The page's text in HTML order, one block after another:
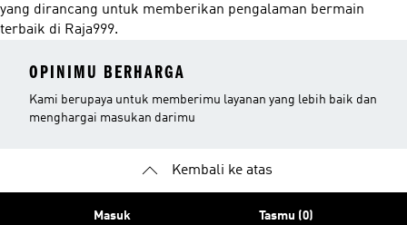
yang dirancang untuk memberikan pengalaman bermain
terbaik di Raja999.
OPINIMU BERHARGA
Kami berupaya untuk memberimu layanan yang lebih baik dan
menghargai masukan darimu
Kembali ke atas
Masuk Tasmu (0)